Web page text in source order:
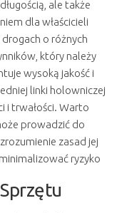
ale także
dla właścicieli
o różnych
który należy
wysoką jakość i
linki holowniczej
i trwałości. Warto
prowadzić do
zasad jej
ryzyko